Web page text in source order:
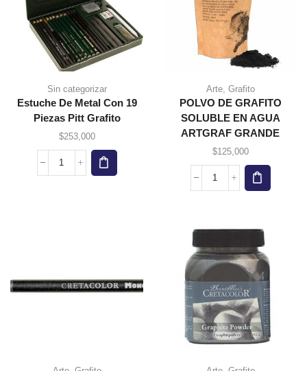
Sin categorizar
Estuche De Metal Con 19
Piezas Pitt Grafito
$253,000
Estuche
Arte, Grafito
POLVO DE GRAFITO
SOLUBLE EN AGUA
ARTGRAF GRANDE
$125,000
POLVO
AGUA
ARTGRAF
GRANDE
cantidad